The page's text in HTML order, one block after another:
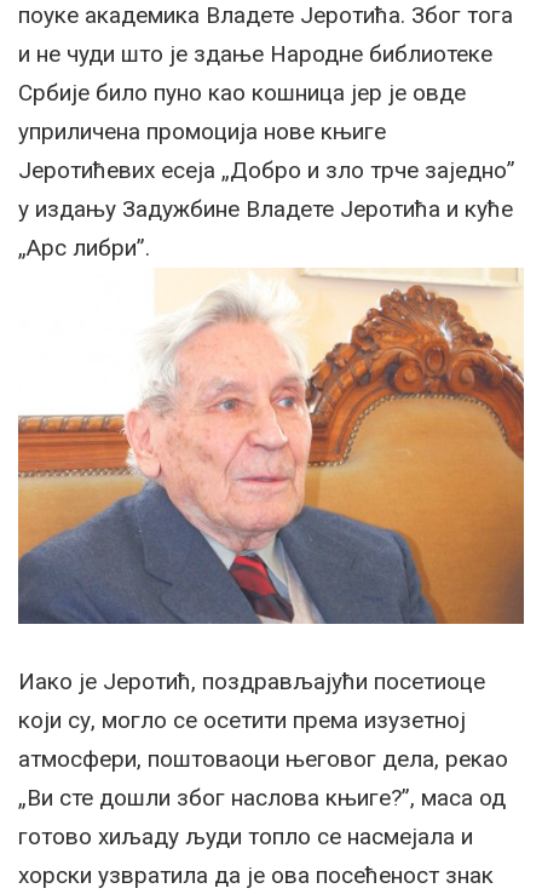
поуке академика Владете Јеротића. Због тога
и не чуди што је здање Народне библиотеке
Србије било пуно као кошница јер је овде
уприличена промоција нове књиге
Јеротићевих есеја „Добро и зло трче заједно”
у издању Задужбине Владете Јеротића и куће
„Арс либри”.
Иако је Јеротић, поздрављајући посетиоце
који су, могло се осетити према изузетној
атмосфери, поштоваоци његовог дела, рекао
„Ви сте дошли због наслова књиге?”, маса од
готово хиљаду људи топло се насмејала и
хорски узвратила да је ова посећеност знак